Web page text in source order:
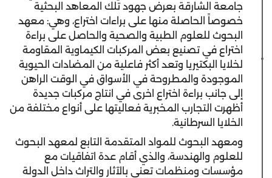
جامعة الشارقة بعرض جهود تلك المعاهد البحثية
خصوصاً الحاصلة منها على براءات اختراع، وهي: معهد
البحوث للعلوم الطبية والصحية والحاصل على براءة
اختراع في تصنيع بعض المركبات الكيماوية المقاومة
لخلايا البكتيريا وتعد أكثر فاعلية من المضادات الحيوية
الموجودة والمطروحة في الأسواق في الوقت الراهن
إلى جانب براءة اختراع اخرى في انتاج مركبات جديدة
أظهرت التجارب المخبرية فعاليتها على أنواع مختلفة من
الخلايا السرطانية.
ومعهد البحوث للمواد المتقدمة التابع لمعهد البحوث
للعلوم والهندسة، والذي أقام عدة اتفاقيات مع
مؤسسات ومنظمات تعنى بالآثار والتراث داخل الدولة